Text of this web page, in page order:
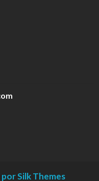
por Silk Themes